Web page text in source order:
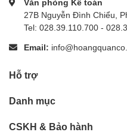
Văn phòng Kế toán
27B Nguyễn Đình Chiểu,
Tel: 028.39.110.700 -
Email:
Hỗ trợ
Danh mục
CSKH & Bảo hành